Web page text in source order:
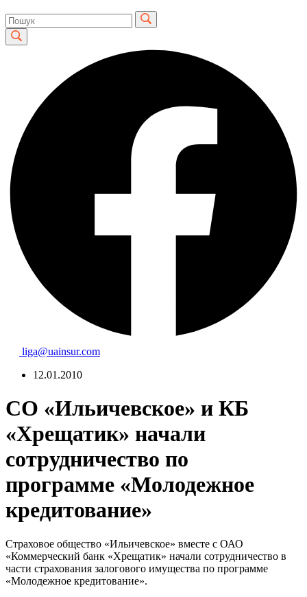
liga@uainsur.com
12.01.2010
СО «Ильичевское» и КБ
«Хрещатик» начали
сотрудничество по
программе «Молодежное
кредитование»
Страховое общество «Ильичевское» вместе с ОАО
«Коммерческий банк «Хрещатик» начали сотрудничество в
части страхования залогового имущества по программе
«Молодежное кредитование».